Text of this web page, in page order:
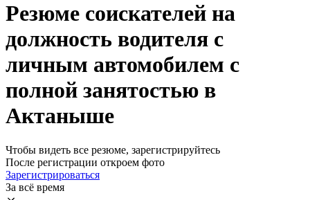
Резюме соискателей на
должность водителя с
личным автомобилем с
полной занятостью в
Актаныше
Чтобы видеть все резюме, зарегистрируйтесь
После регистрации откроем фото
Зарегистрироваться
За всё время